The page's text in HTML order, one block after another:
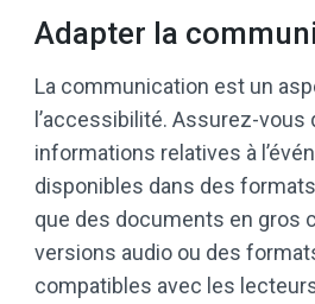
Adapter la
La communication est un
l’accessibilité. Assurez-
informations relatives à
disponibles dans des
que des documents en gros
versions audio ou des
compatibles avec les lecteurs